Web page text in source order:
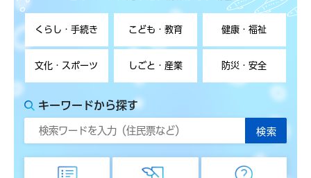
くらし・手続き こども・教育 健康・福祉
文化・スポーツ しごと・産業 防災・安全
キーワードから探す